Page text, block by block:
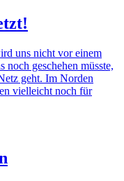
uns nicht vor einem
noch geschehen müsste,
geht. Im Norden
vielleicht noch für